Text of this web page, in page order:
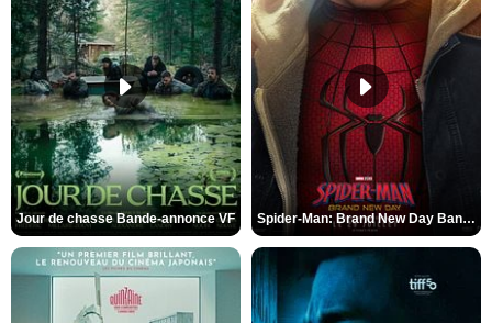
Jour de chasse Bande-annonce VF Spider-Man: Brand New Day Bande-annonce (3) VO STFR